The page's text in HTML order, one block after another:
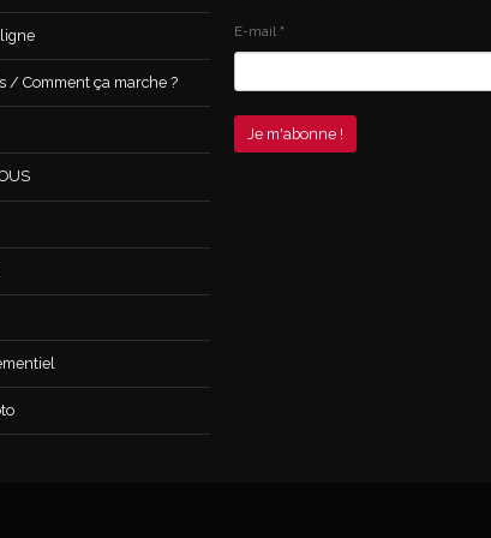
/ Comment ça marche ?
E-mail *